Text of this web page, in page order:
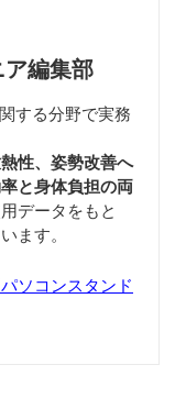
編集部
する分野で実務
性、姿勢改善へ
と身体負担の両
データをもと
ます。
ソコンスタンド